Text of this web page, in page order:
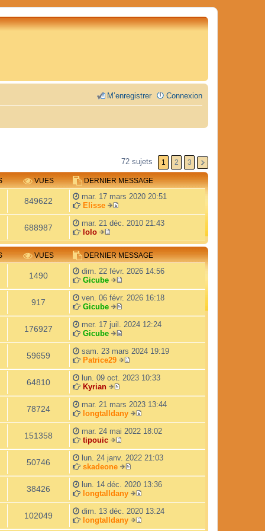
Connexion
M’enregistrer
72 sujets 1 2 3
VUES DERNIER MESSAGE
849622
mar. 17 mars 2020 20:51
Elisse
V
o
r
l
e
d
e
r
n
i
e
r
m
e
s
s
a
g
e
688987
mar. 21 déc. 2010 21:43
lolo
V
o
i
r
l
e
d
e
n
i
e
r
m
e
s
s
a
g
e
VUES DERNIER MESSAGE
1490
dim. 22 févr. 2026 14:56
Gicube
V
o
r
d
e
r
n
i
r
m
e
s
s
g
917
ven. 06 févr. 2026 16:18
Gicube
V
o
r
l
e
d
e
n
i
e
r
m
s
a
g
e
176927
mer. 17 juil. 2024 12:24
Gicube
V
o
i
r
l
d
e
r
n
r
m
e
s
s
a
g
59659
sam. 23 mars 2024 19:19
Patrice29
V
o
r
l
e
d
e
n
i
e
r
m
e
s
s
a
g
64810
lun. 09 oct. 2023 10:33
Kyrian
V
o
i
r
l
e
d
e
r
n
e
r
m
e
s
78724
mar. 21 mars 2023 13:44
longtalldany
V
o
r
l
d
e
n
i
r
151358
mar. 24 mai 2022 18:02
tipouic
V
i
r
e
d
r
n
50746
lun. 24 janv. 2022 21:03
skadeone
V
o
i
r
l
e
d
38426
lun. 14 déc. 2020 13:36
longtalldany
V
o
r
102049
dim. 13 déc. 2020 13:24
longtalldany
V